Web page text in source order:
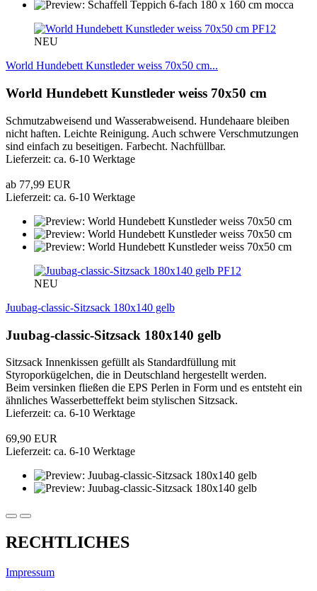
PF12
NEU
World Hundebett Kunstleder weiss 70x50 cm...
World Hundebett Kunstleder weiss 70x50 cm
Schmutzabweisend und Wasserabweisend. Hundehaare bleiben
nicht haften. Leichte Reinigung. Auch schwere Verschmutzungen
sind einfach zu beseitigen. Farbecht. Nachfüllbar.
Lieferzeit: ca. 6-10 Werktage
ab 77,99 EUR
Lieferzeit: ca. 6-10 Werktage
PF12
NEU
Juubag-classic-Sitzsack 180x140 gelb
Juubag-classic-Sitzsack 180x140 gelb
Sitzsack Innenkissen gefüllt als Standardfüllung mit
Styroporkügelchen, die in Deutschland hergestellt werden.
Beim versinken fließen die EPS Perlen in Form und es entsteht ein
ähnliches Wasserbetteffekt beim stylischen Sitzsack.
Lieferzeit: ca. 6-10 Werktage
69,90 EUR
Lieferzeit: ca. 6-10 Werktage
RECHTLICHES
Impressum